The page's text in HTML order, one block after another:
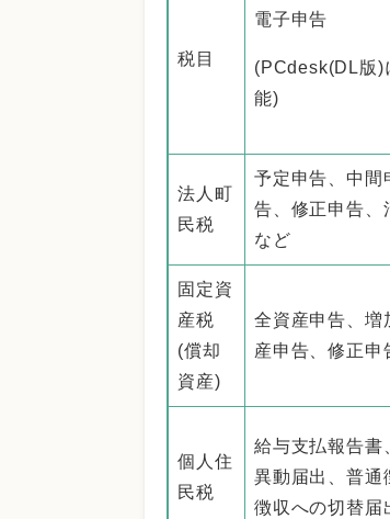
税目
電子申告
(PCdesk(DL版)
能)
法人町
民税
予定申告、中間
告、修正申告、
など
固定資
産税
(償却
資産)
全資産申告、増
産申告、修正申
個人住
民税
給与支払報告書
異動届出、普通
徴収への切替届